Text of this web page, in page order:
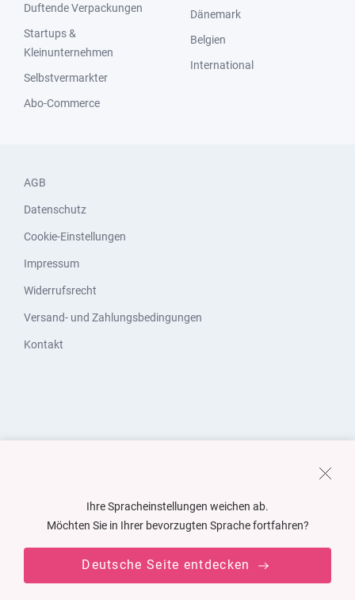
Duftende Verpackungen
Startups &
Kleinunternehmen
Selbstvermarkter
Abo-Commerce
Dänemark
Belgien
International
AGB
Datenschutz
Cookie-Einstellungen
Impressum
Widerrufsrecht
Versand- und Zahlungsbedingungen
Kontakt
Ihre Spracheinstellungen weichen ab.
Möchten Sie in Ihrer bevorzugten Sprache fortfahren?
Deutsche Seite entdecken